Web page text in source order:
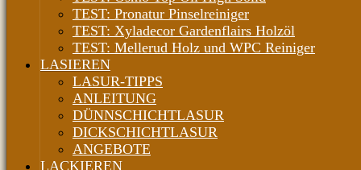
TEST: Pronatur Pinselreiniger
TEST: Xyladecor Gardenflairs Holzöl
TEST: Mellerud Holz und WPC Reiniger
LASIEREN
LASUR-TIPPS
ANLEITUNG
DÜNNSCHICHTLASUR
DICKSCHICHTLASUR
ANGEBOTE
LACKIEREN